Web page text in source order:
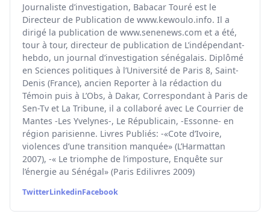
Journaliste d’investigation, Babacar Touré est le
Directeur de Publication de www.kewoulo.info. Il a
dirigé la publication de www.senenews.com et a été,
tour à tour, directeur de publication de L’indépendant-
hebdo, un journal d’investigation sénégalais. Diplômé
en Sciences politiques à l’Université de Paris 8, Saint-
Denis (France), ancien Reporter à la rédaction du
Témoin puis à L’Obs, à Dakar, Correspondant à Paris de
Sen-Tv et La Tribune, il a collaboré avec Le Courrier de
Mantes -Les Yvelynes-, Le Républicain, -Essonne- en
région parisienne. Livres Publiés: -«Cote d’Ivoire,
violences d’une transition manquée» (L’Harmattan
2007), -« Le triomphe de l’imposture, Enquête sur
l’énergie au Sénégal» (Paris Edilivres 2009)
TwitterLinkedinFacebook